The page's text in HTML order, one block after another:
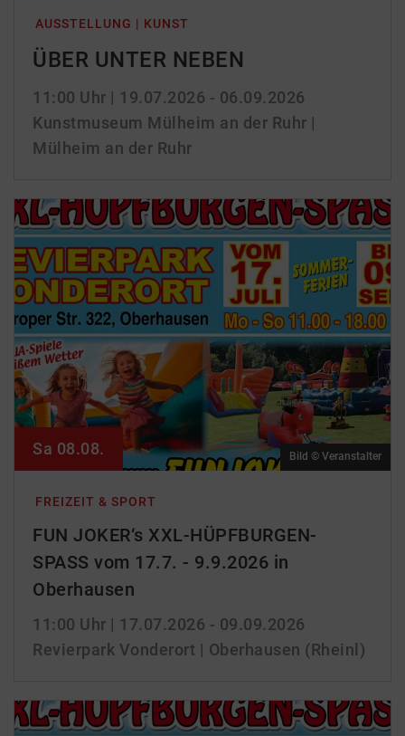
AUSSTELLUNG | KUNST
ÜBER UNTER NEBEN
11:00 Uhr | 19.07.2026 - 06.09.2026
Kunstmuseum Mülheim an der Ruhr |
Mülheim an der Ruhr
FREIZEIT & SPORT
FUN JOKER‘s XXL-HÜPFBURGEN-
SPASS vom 17.7. - 9.9.2026 in
Oberhausen
11:00 Uhr | 17.07.2026 - 09.09.2026
Revierpark Vonderort | Oberhausen (Rheinl)
Sa 08.08. Bild © Veranstalter